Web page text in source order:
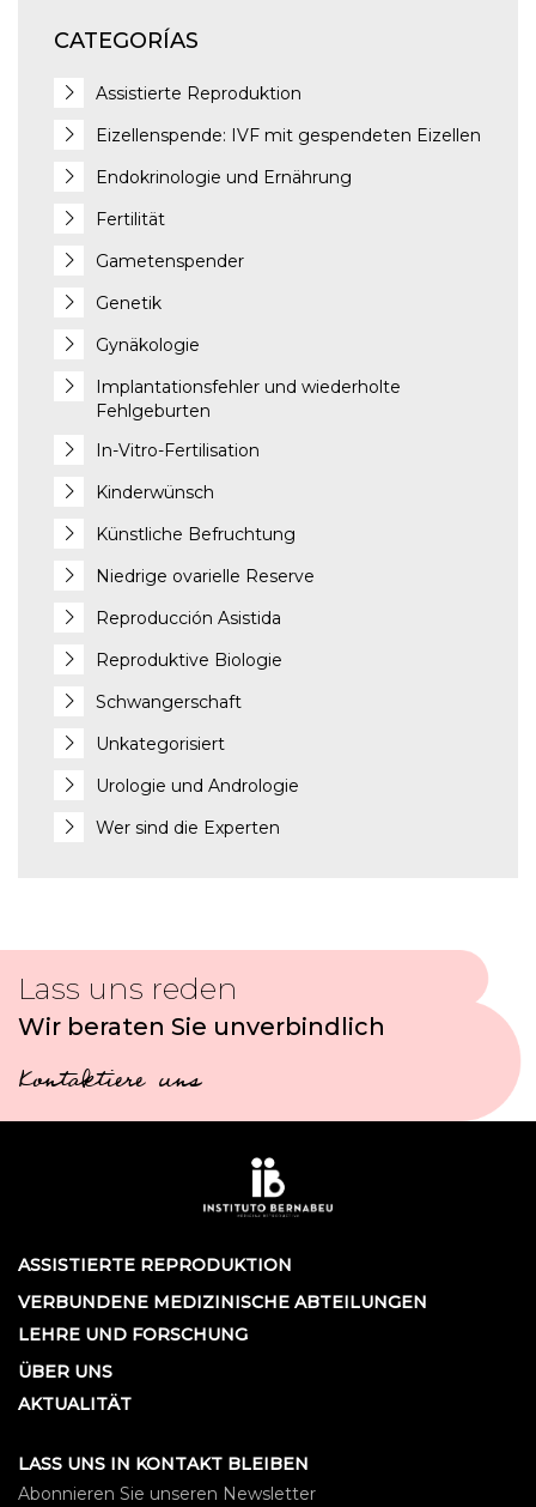
CATEGORÍAS
Assistierte Reproduktion
Eizellenspende: IVF mit gespendeten Eizellen
Endokrinologie und Ernährung
Fertilität
Gametenspender
Genetik
Gynäkologie
Implantationsfehler und wiederholte
Fehlgeburten
In-Vitro-Fertilisation
Kinderwünsch
Künstliche Befruchtung
Niedrige ovarielle Reserve
Reproducción Asistida
Reproduktive Biologie
Schwangerschaft
Unkategorisiert
Urologie und Andrologie
Wer sind die Experten
Lass uns reden
Wir beraten Sie unverbindlich
Kontaktiere uns
ASSISTIERTE REPRODUKTION
VERBUNDENE MEDIZINISCHE ABTEILUNGEN
LEHRE UND FORSCHUNG
ÜBER UNS
AKTUALITÄT
LASS UNS IN KONTAKT BLEIBEN
Abonnieren Sie unseren Newsletter